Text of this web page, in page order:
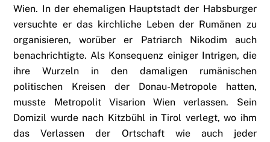
Wien. In der ehemaligen Hauptstadt der Habsburger
versuchte er das kirchliche Leben der Rumänen zu
organisieren, worüber er Patriarch Nikodim auch
benachrichtigte. Als Konsequenz einiger Intrigen, die
ihre Wurzeln in den damaligen rumänischen
politischen Kreisen der Donau-Metropole hatten,
musste Metropolit Visarion Wien verlassen. Sein
Domizil wurde nach Kitzbühl in Tirol verlegt, wo ihm
das Verlassen der Ortschaft wie auch jeder